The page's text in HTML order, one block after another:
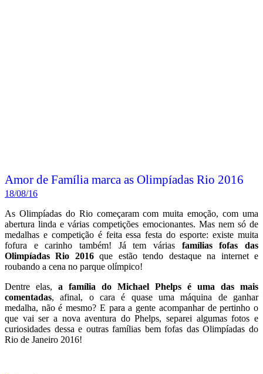
Amor de Família marca as Olimpíadas Rio 2016
18/08/16
As Olimpíadas do Rio começaram com muita emoção, com uma
abertura linda e várias competições emocionantes. Mas nem só de
medalhas e competição é feita essa festa do esporte: existe muita
fofura e carinho também! Já tem várias famílias fofas das
Olimpíadas Rio 2016que estão tendo destaque na internet e
roubando a cena no parque olímpico!
Dentre elas, a família do Michael Phelps é uma das mais
comentadas, afinal, o cara é quase uma máquina de ganhar
medalha, não é mesmo? E para a gente acompanhar de pertinho o
que vai ser a nova aventura do Phelps, separei algumas fotos e
curiosidades dessa e outras famílias bem fofas das Olimpíadas do
Rio de Janeiro 2016!